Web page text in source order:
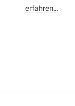
erfahren...